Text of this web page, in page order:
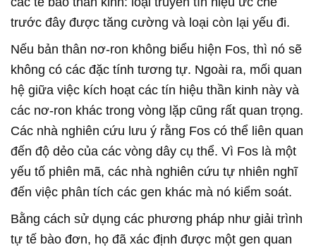
trước đây được tăng cường và loại còn lại yếu đi.
Nếu bản thân nơ-ron không biểu hiện Fos, thì nó sẽ
không có các đặc tính tương tự. Ngoài ra, mối quan
hệ giữa việc kích hoạt các tín hiệu thần kinh này và
các nơ-ron khác trong vòng lặp cũng rất quan trọng.
Các nhà nghiên cứu lưu ý rằng Fos có thể liên quan
đến độ dẻo của các vòng dây cụ thể. Vì Fos là một
yếu tố phiên mã, các nhà nghiên cứu tự nhiên nghĩ
đến việc phân tích các gen khác mà nó kiểm soát.
Bằng cách sử dụng các phương pháp như giải trình
tự tế bào đơn, họ đã xác định được một gen quan